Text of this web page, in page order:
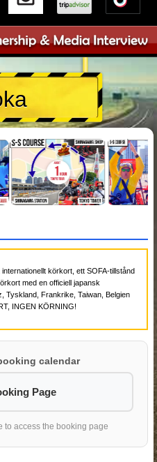
körkort, ett SOFA-tillstånd
med en officiell japansk
Tyskland, Frankrike, Taiwan, Belgien
INGEN KÖRNING!
calendar
Page
to access the booking page